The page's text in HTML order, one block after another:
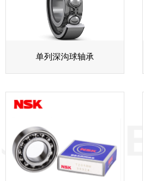
单列深沟球轴承